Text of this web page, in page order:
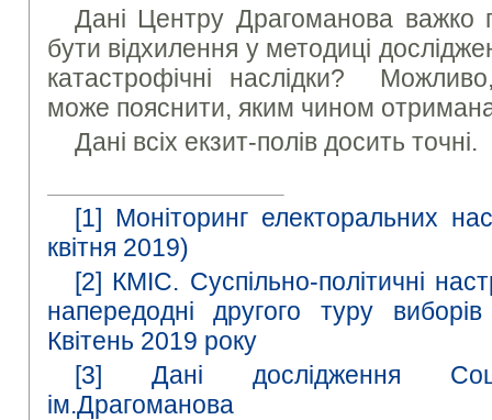
Дані Центру Драгоманова важко
бути відхилення у методиці
катастрофічні наслідки?
може пояснити, яким чином
Дані всіх екзит-полів досить точні.
[1] Моніторинг електоральних
квітня 2019)
[2] КМІС. Суспільно-політичні
напередодні другого туру
Квітень 2019 року
[3]
Дані дослідження
ім.Драгоманова